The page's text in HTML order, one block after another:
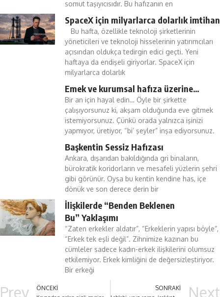
somut taşıyıcısıdır. Bu hafızanın en
SpaceX için milyarlarca dolarlık imtihan
Bu hafta, özellikle teknoloji şirketlerinin
yöneticileri ve teknoloji hisselerinin yatırımcıları
açısından oldukça tedirgin edici geçti. Yeni
haftaya da endişeli giriyorlar. SpaceX için
milyarlarca dolarlık
Emek ve kurumsal hafıza üzerine…
Bir an için hayal edin… Öyle bir şirkette
çalışıyorsunuz ki, akşam olduğunda eve gitmek
istemiyorsunuz. Çünkü orada yalnızca işinizi
yapmıyor, üretiyor, “bi’ şeyler” inşa ediyorsunuz.
Başkentin Sessiz Hafızası
Ankara, dışarıdan bakıldığında gri binaların,
bürokratik koridorların ve mesafeli yüzlerin şehri
gibi görünür. Oysa bu kentin kendine has, içe
dönük ve son derece derin bir
İlişkilerde “Benden Beklenen
Bu” Yaklaşımı
“Zaten erkekler aldatır”, “Erkeklerin yapısı böyle”,
“Erkek tek eşli değil”. Zihnimize kazınan bu
cümleler sadece kadın-erkek ilişkilerini olumsuz
etkilemiyor. Erkek kimliğini de değersizleştiriyor.
Bir erkeği
Prev ÖNCEKI SONRAKI Next